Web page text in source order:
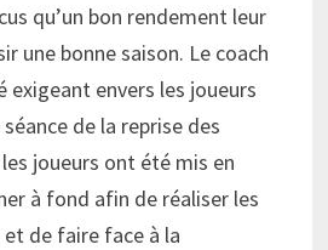
qu’un bon rendement leur
une bonne saison. Le coach
exigeant envers les joueurs
de la reprise des
joueurs ont été mis en
à fond afin de réaliser les
de faire face à la